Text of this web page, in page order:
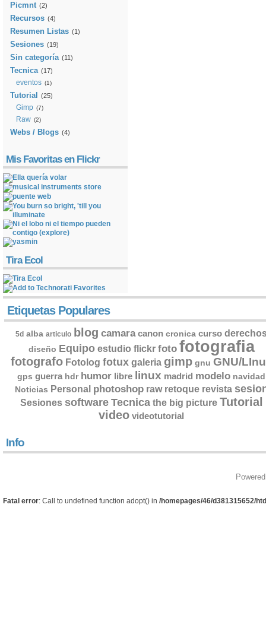
Picmnt (2)
Recursos (4)
Resumen Listas (1)
Sesiones (19)
Sin categoría (11)
Tecnica (17)
eventos (1)
Tutorial (25)
Gimp (7)
Raw (2)
Webs / Blogs (4)
Mis Favoritas en Flickr
Tira Ecol
Etiquetas Populares
5d alba articulo blog camara canon cronica curso
diseño Equipo estudio flickr foto fotografia
fotografo Fotolog fotux galeria gimp gnu GNU/
gps guerra hdr humor libre linux madrid modelo navidad
Noticias Personal photoshop raw retoque revista
Sesiones software Tecnica the big picture Tutorial
video videotutorial
Info
Fatal error: Call to undefined function adopt() in /homepages/46/d381315652/